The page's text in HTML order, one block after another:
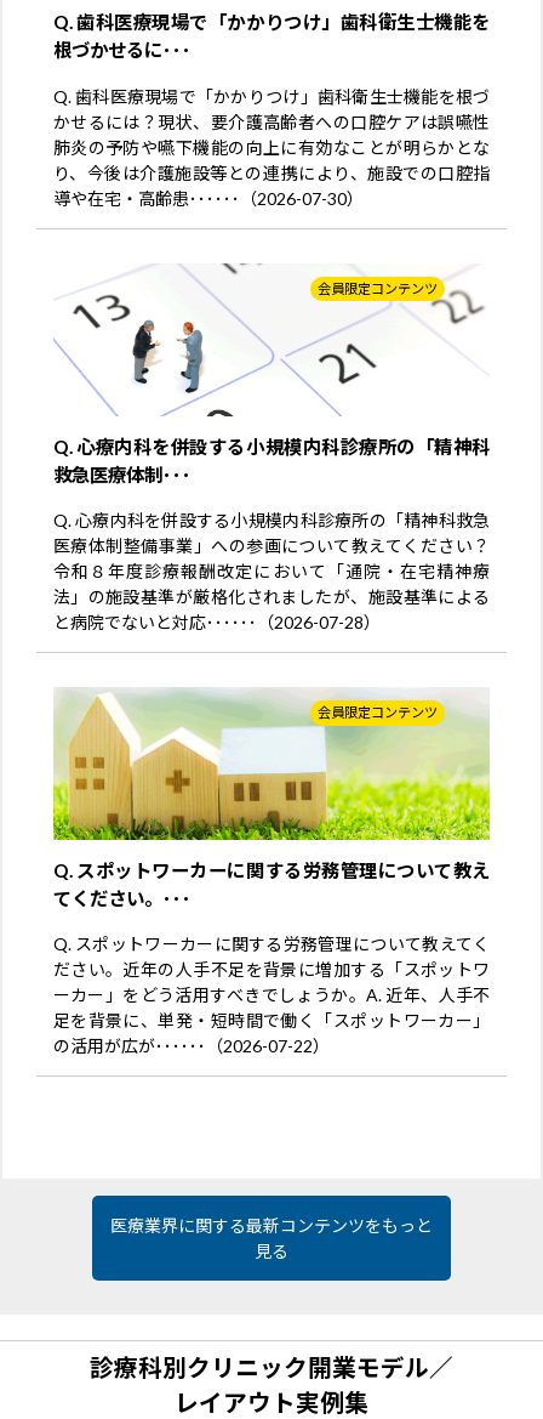
Q. 歯科医療現場で「かかりつけ」歯科衛生士機能を
根づかせるに･･･
Q. 歯科医療現場で「かかりつけ」歯科衛生士機能を根づ
かせるには？現状、要介護高齢者への口腔ケアは誤嚥性
肺炎の予防や嚥下機能の向上に有効なことが明らかとな
り、今後は介護施設等との連携により、施設での口腔指
導や在宅・高齢患･･････（2026-07-30）
会員限定コンテンツ
Q. 心療内科を併設する小規模内科診療所の「精神科
救急医療体制･･･
Q. 心療内科を併設する小規模内科診療所の「精神科救急
医療体制整備事業」への参画について教えてください？
令和８年度診療報酬改定において「通院・在宅精神療
法」の施設基準が厳格化されましたが、施設基準による
と病院でないと対応･･････（2026-07-28）
会員限定コンテンツ
Q. スポットワーカーに関する労務管理について教え
てください。･･･
Q. スポットワーカーに関する労務管理について教えてく
ださい。近年の人手不足を背景に増加する「スポットワ
ーカー」をどう活用すべきでしょうか。A. 近年、人手不
足を背景に、単発・短時間で働く「スポットワーカー」
の活用が広が･･････（2026-07-22）
医療業界に関する最新コンテンツをもっと
見る
診療科別クリニック開業モデル／
レイアウト実例集